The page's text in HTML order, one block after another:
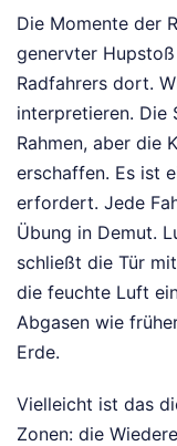
Die Momente der
genervter
Radfahrers dort.
interpretieren. Die
Rahmen, aber die
erschaffen. Es ist
erfordert. Jede
Übung in Demut.
schließt die Tür
die feuchte Luft
Abgasen wie
Erde.
Vielleicht ist das
Zonen: die